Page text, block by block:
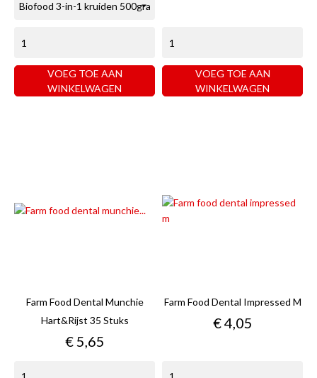
VOEG TOE AAN
WINKELWAGEN
VOEG TOE AAN
WINKELWAGEN
Farm Food Dental Munchie
Hart&rijst 35 Stuks
Prijs
€ 5,65
Farm Food Dental Impressed M
Prijs
€ 4,05